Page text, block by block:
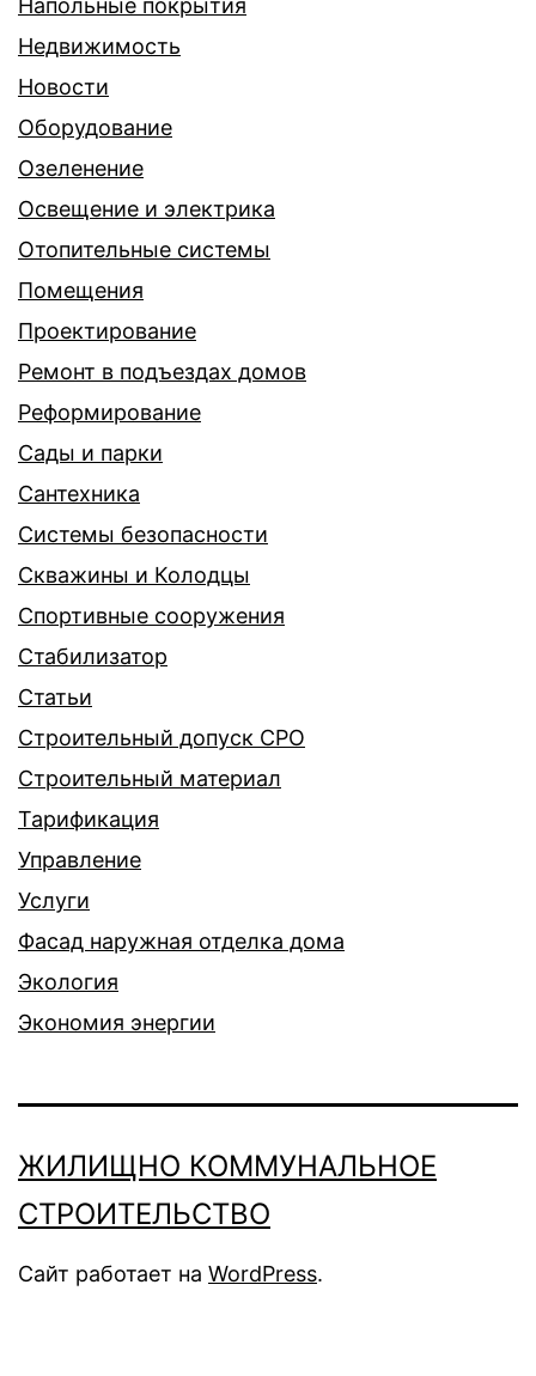
Напольные покрытия
Недвижимость
Новости
Оборудование
Озеленение
Освещение и электрика
Отопительные системы
Помещения
Проектирование
Ремонт в подъездах домов
Реформирование
Сады и парки
Сантехника
Системы безопасности
Скважины и Колодцы
Спортивные сооружения
Стабилизатор
Статьи
Строительный допуск СРО
Строительный материал
Тарификация
Управление
Услуги
Фасад наружная отделка дома
Экология
Экономия энергии
ЖИЛИЩНО КОММУНАЛЬНОЕ
СТРОИТЕЛЬСТВО
Сайт работает на WordPress.